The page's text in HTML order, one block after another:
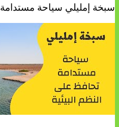
سبخة إمليلي سياحة مستدامة